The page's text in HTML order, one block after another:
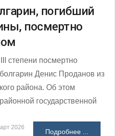
погибший
посмертно
степени посмертно
Денис Проданов из
района. Об этом
государственной
2026
Подробнее ...